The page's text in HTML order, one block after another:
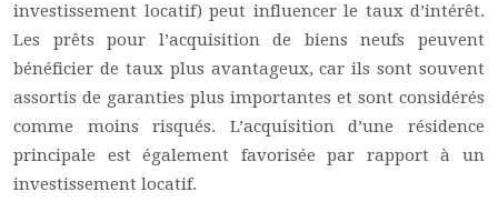
investissement locatif) peut influencer le taux d’intérêt.
Les prêts pour l’acquisition de biens neufs peuvent
bénéficier de taux plus avantageux, car ils sont souvent
assortis de garanties plus importantes et sont considérés
comme moins risqués. L’acquisition d’une résidence
principale est également favorisée par rapport à un
investissement locatif.